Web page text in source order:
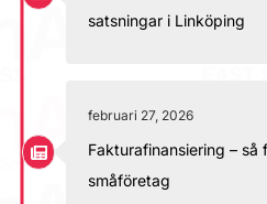
satsningar i Linköping
februari 27, 2026
Fakturafinansiering –
småföretag